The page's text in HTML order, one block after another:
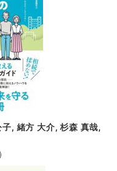
, 緒方 大介, 杉森 真哉,